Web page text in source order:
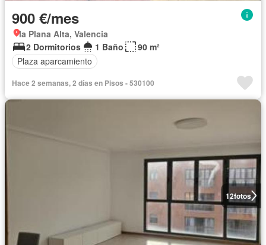
900 €/mes
la Plana Alta, Valencia
2 Dormitorios
1 Baño
90 m²
Plaza aparcamiento
Hace 2 semanas, 2 días en Pisos - 530100
12fotos